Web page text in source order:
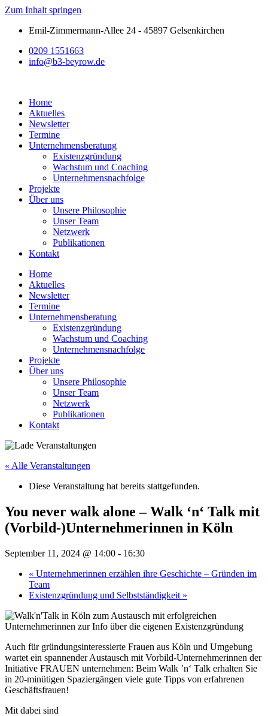
Zum Inhalt springen
Emil-Zimmermann-Allee 24 - 45897 Gelsenkirchen
0209 1551663
info@b3-beyrow.de
Home
Aktuelles
Newsletter
Termine
Unternehmensberatung
Existenzgründung
Wachstum und Coaching
Unternehmensnachfolge
Projekte
Über uns
Unsere Philosophie
Unser Team
Netzwerk
Publikationen
Kontakt
Home
Aktuelles
Newsletter
Termine
Unternehmensberatung
Existenzgründung
Wachstum und Coaching
Unternehmensnachfolge
Projekte
Über uns
Unsere Philosophie
Unser Team
Netzwerk
Publikationen
Kontakt
« Alle Veranstaltungen
Diese Veranstaltung hat bereits stattgefunden.
You never walk alone – Walk ‘n‘ Talk mit
(Vorbild-)Unternehmerinnen in Köln
September 11, 2024 @ 14:00 - 16:30
« Unternehmerinnen erzählen ihre Geschichte – Gründen im
Team
Existenzgründung und Selbstständigkeit »
Auch für gründungsinteressierte Frauen aus Köln und Umgebung
wartet ein spannender Austausch mit Vorbild-Unternehmerinnen der
Initiative FRAUEN unternehmen: Beim Walk ’n‘ Talk erhalten Sie
in 20-minütigen Spaziergängen viele gute Tipps von erfahrenen
Geschäftsfrauen!
Mit dabei sind